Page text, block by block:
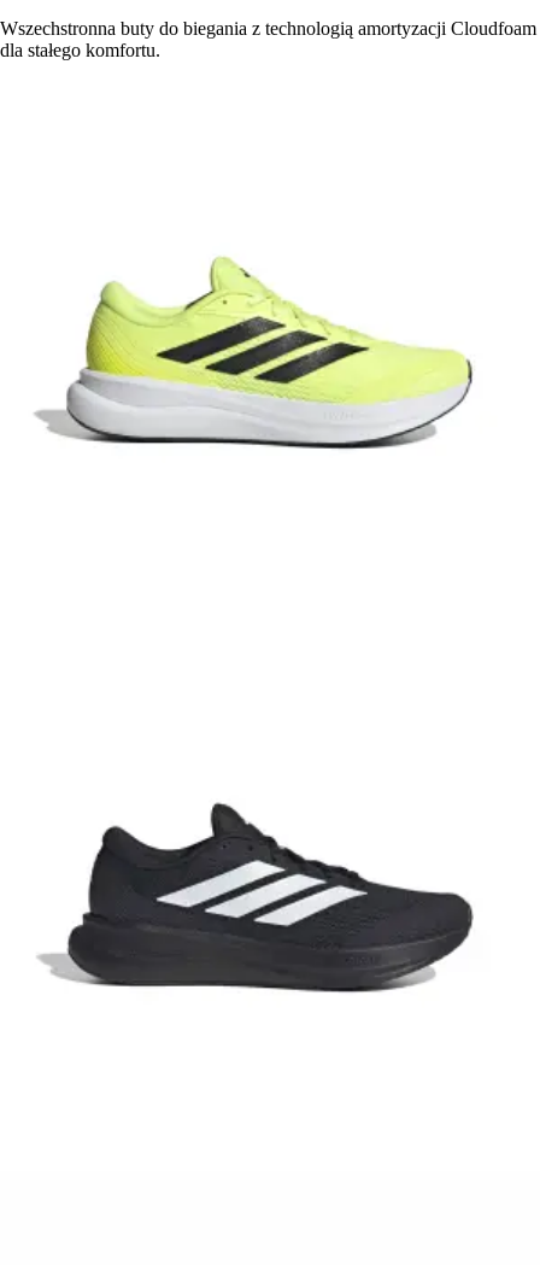
Wszechstronna buty do biegania z technologią amortyzacji Cloudfoam
dla stałego komfortu.